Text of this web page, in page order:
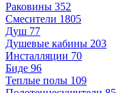
Раковины 352
Смесители 1805
Душ 77
Душевые кабины 203
Инсталляции 70
Биде 96
Теплые полы 109